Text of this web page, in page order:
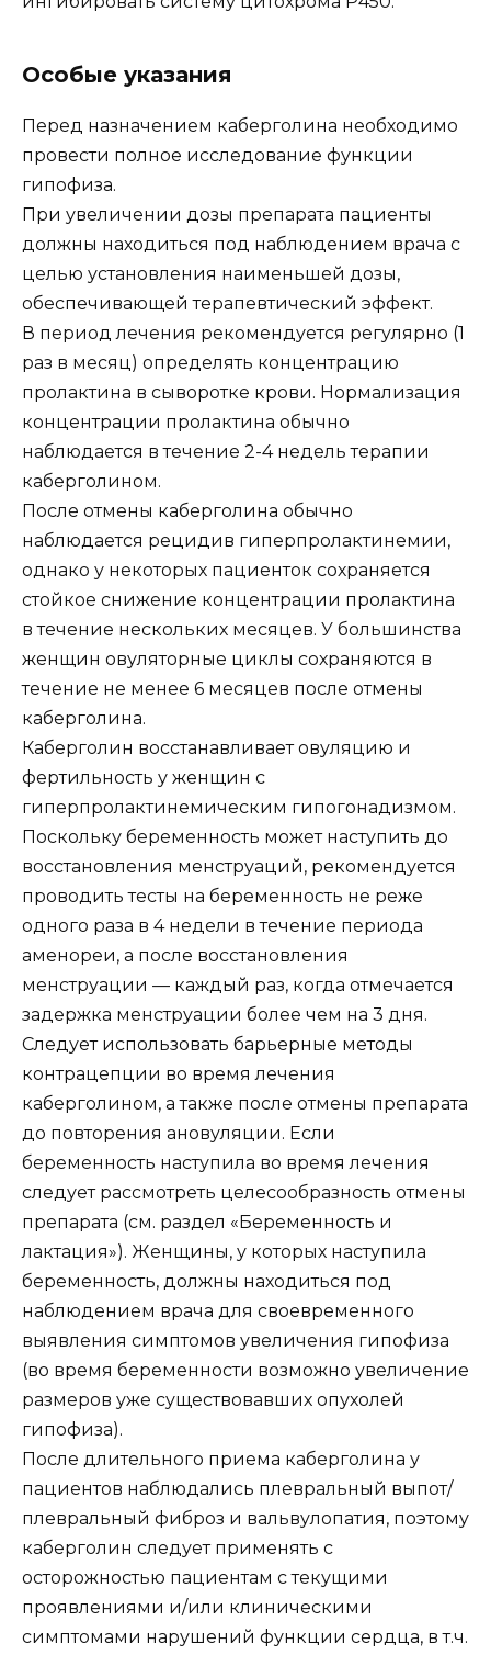
Особые указания
Перед назначением каберголина необходимо
провести полное исследование функции
гипофиза.
При увеличении дозы препарата пациенты
должны находиться под наблюдением врача с
целью установления наименьшей дозы,
обеспечивающей терапевтический эффект.
В период лечения рекомендуется регулярно (1
раз в месяц) определять концентрацию
пролактина в сыворотке крови. Нормализация
концентрации пролактина обычно
наблюдается в течение 2-4 недель терапии
каберголином.
После отмены каберголина обычно
наблюдается рецидив гиперпролактинемии,
однако у некоторых пациенток сохраняется
стойкое снижение концентрации пролактина
в течение нескольких месяцев. У большинства
женщин овуляторные циклы сохраняются в
течение не менее 6 месяцев после отмены
каберголина.
Каберголин восстанавливает овуляцию и
фертильность у женщин с
гиперпролактинемическим гипогонадизмом.
Поскольку беременность может наступить до
восстановления менструаций, рекомендуется
проводить тесты на беременность не реже
одного раза в 4 недели в течение периода
аменореи, а после восстановления
менструации — каждый раз, когда отмечается
задержка менструации более чем на 3 дня.
Следует использовать барьерные методы
контрацепции во время лечения
каберголином, а также после отмены препарата
до повторения ановуляции. Если
беременность наступила во время лечения
следует рассмотреть целесообразность отмены
препарата (см. раздел «Беременность и
лактация»). Женщины, у которых наступила
беременность, должны находиться под
наблюдением врача для своевременного
выявления симптомов увеличения гипофиза
(во время беременности возможно увеличение
размеров уже существовавших опухолей
гипофиза).
После длительного приема каберголина у
пациентов наблюдались плевральный выпот/
плевральный фиброз и вальвулопатия, поэтому
каберголин следует применять с
осторожностью пациентам с текущими
проявлениями и/или клиническими
симптомами нарушений функции сердца, в т.ч.